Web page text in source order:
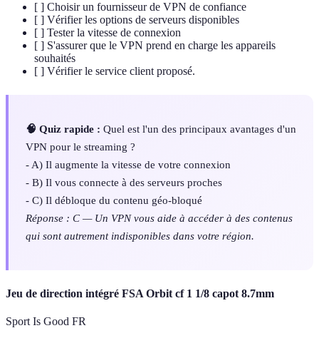
[ ] Choisir un fournisseur de VPN de confiance
[ ] Vérifier les options de serveurs disponibles
[ ] Tester la vitesse de connexion
[ ] S'assurer que le VPN prend en charge les appareils
souhaités
[ ] Vérifier le service client proposé.
🧠 Quiz rapide : Quel est l'un des principaux avantages d'un
VPN pour le streaming ?
- A) Il augmente la vitesse de votre connexion
- B) Il vous connecte à des serveurs proches
- C) Il débloque du contenu géo-bloqué
Réponse : C — Un VPN vous aide à accéder à des contenus
qui sont autrement indisponibles dans votre région.
Jeu de direction intégré FSA Orbit cf 1 1/8 capot 8.7mm
Sport Is Good FR